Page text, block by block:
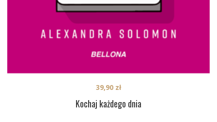
Kochaj każdego dnia
39,90 zł